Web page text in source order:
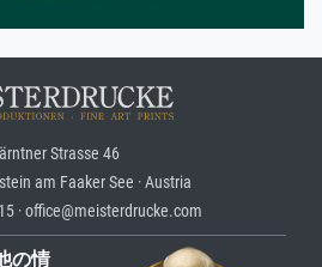
Strasse 46
am Faaker See · Austria
· office@meisterdrucke.com
の情